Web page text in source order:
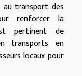
au transport des
renforcer la
pertinent de
transports en
locaux pour